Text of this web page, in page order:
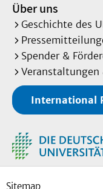
Über uns
Geschichte des
Spender &
Veranstaltungen
International
Sitemap